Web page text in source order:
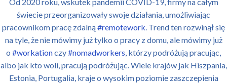
świecie przeorganizowały swoje działania, umożliwiając
pracownikom pracę zdalną#remotework. Trend ten rozwinął się
na tyle, że nie mówimy już tylko o pracy z domu, ale mówimy już
o #workationczy#nomadworkers, którzy podróżują pracując,
albo jak kto woli, pracują podróżując. Wiele krajów jak Hiszpania,
Estonia, Portugalia, kraje o wysokim poziomie zaszczepienia